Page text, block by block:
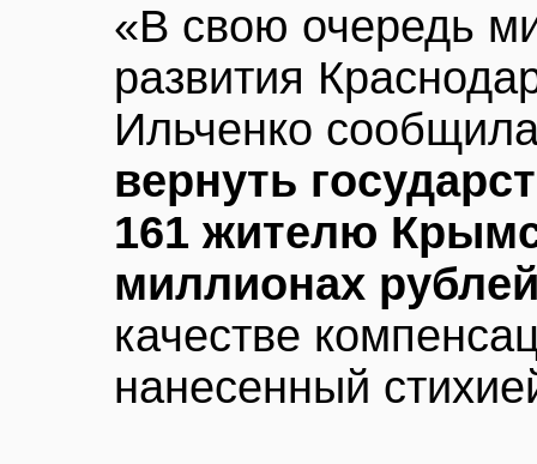
«В свою очередь
развития
Ильченко
вернуть
161 жителю
миллионах
качестве
нанесенный